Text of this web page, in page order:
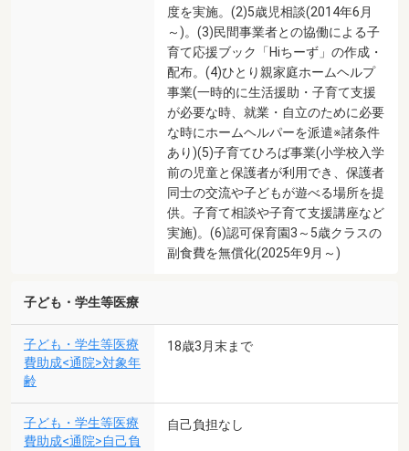
度を実施。(2)5歳児相談(2014年6月
～)。(3)民間事業者との協働による子
育て応援ブック「Hiちーず」の作成・
配布。(4)ひとり親家庭ホームヘルプ
事業(一時的に生活援助・子育て支援
が必要な時、就業・自立のために必要
な時にホームヘルパーを派遣※諸条件
あり)(5)子育てひろば事業(小学校入学
前の児童と保護者が利用でき、保護者
同士の交流や子どもが遊べる場所を提
供。子育て相談や子育て支援講座など
実施)。(6)認可保育園3～5歳クラスの
副食費を無償化(2025年9月～)
子ども・学生等医療
子ども・学生等医療
費助成<通院>対象年
齢
18歳3月末まで
子ども・学生等医療
費助成<通院>自己負
自己負担なし